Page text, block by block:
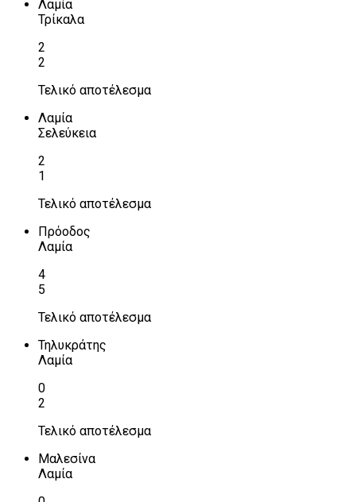
Λαμία
Τρίκαλα
2
2
Τελικό αποτέλεσμα
Λαμία
Σελεύκεια
2
1
Τελικό αποτέλεσμα
Πρόοδος
Λαμία
4
5
Τελικό αποτέλεσμα
Τηλυκράτης
Λαμία
0
2
Τελικό αποτέλεσμα
Μαλεσίνα
Λαμία